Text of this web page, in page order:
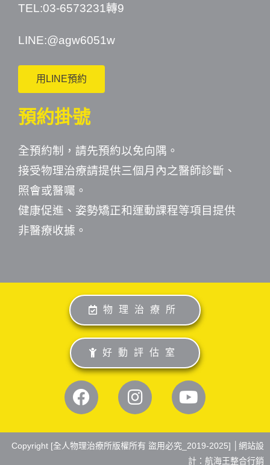
TEL:03-6573231轉9
LINE:@agw6051w
用LINE預約
預約掛號
全預約制，請先預約以免向隅。
接受物理治療請提供三個月內之醫師診斷、
照會或醫囑。
健康促進、姿勢矯正和運動課程等項目提供
非醫療收據。
物理治療所
好動評估室
Copyright [全人物理治療所版權所有 盜用必究_2019-2025] │ 網站設
計：航海王整合行銷